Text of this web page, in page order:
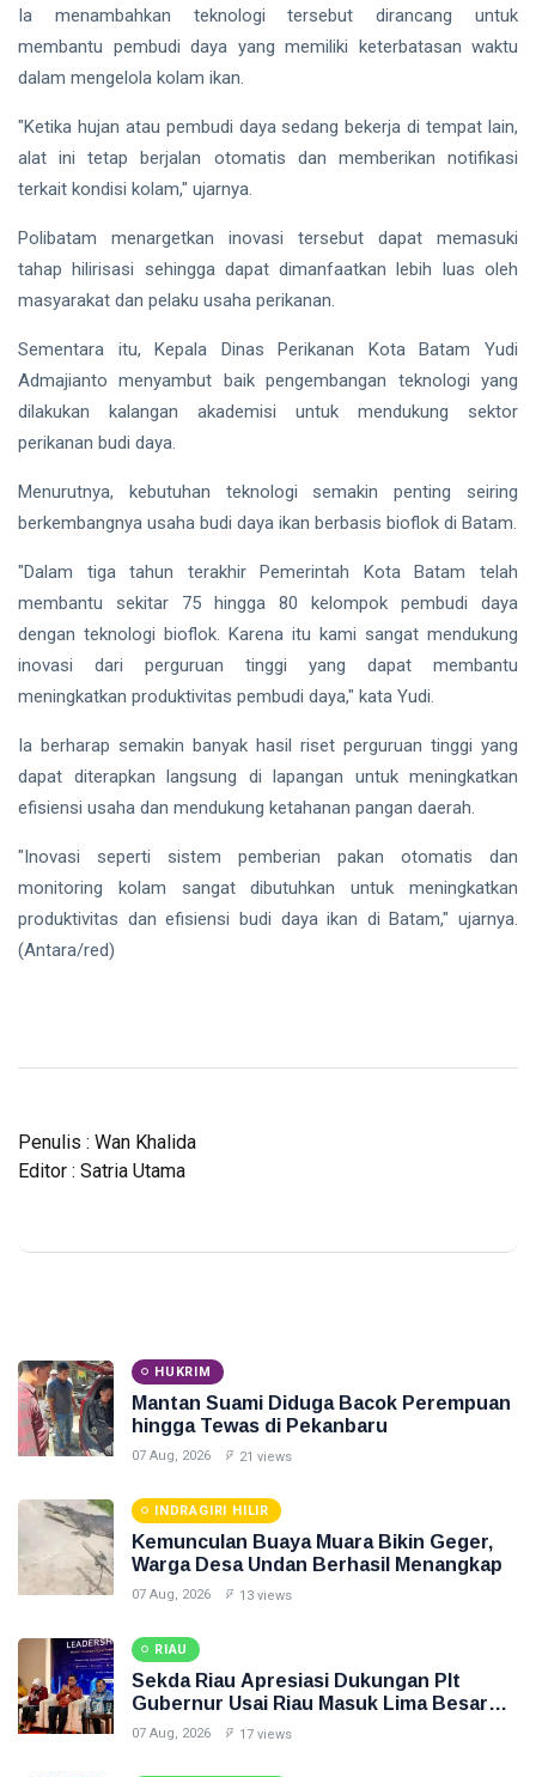
Ia menambahkan teknologi tersebut dirancang untuk
membantu pembudi daya yang memiliki keterbatasan waktu
dalam mengelola kolam ikan.
"Ketika hujan atau pembudi daya sedang bekerja di tempat lain,
alat ini tetap berjalan otomatis dan memberikan notifikasi
terkait kondisi kolam," ujarnya.
Polibatam menargetkan inovasi tersebut dapat memasuki
tahap hilirisasi sehingga dapat dimanfaatkan lebih luas oleh
masyarakat dan pelaku usaha perikanan.
Sementara itu, Kepala Dinas Perikanan Kota Batam Yudi
Admajianto menyambut baik pengembangan teknologi yang
dilakukan kalangan akademisi untuk mendukung sektor
perikanan budi daya.
Menurutnya, kebutuhan teknologi semakin penting seiring
berkembangnya usaha budi daya ikan berbasis bioflok di Batam.
"Dalam tiga tahun terakhir Pemerintah Kota Batam telah
membantu sekitar 75 hingga 80 kelompok pembudi daya
dengan teknologi bioflok. Karena itu kami sangat mendukung
inovasi dari perguruan tinggi yang dapat membantu
meningkatkan produktivitas pembudi daya," kata Yudi.
Ia berharap semakin banyak hasil riset perguruan tinggi yang
dapat diterapkan langsung di lapangan untuk meningkatkan
efisiensi usaha dan mendukung ketahanan pangan daerah.
"Inovasi seperti sistem pemberian pakan otomatis dan
monitoring kolam sangat dibutuhkan untuk meningkatkan
produktivitas dan efisiensi budi daya ikan di Batam," ujarnya.
(Antara/red)
Penulis : Wan Khalida
Editor : Satria Utama
HUKRIM
Mantan Suami Diduga Bacok Perempuan
hingga Tewas di Pekanbaru
07 Aug, 2026 21 views
INDRAGIRI HILIR
Kemunculan Buaya Muara Bikin Geger,
Warga Desa Undan Berhasil Menangkap
07 Aug, 2026 13 views
RIAU
Sekda Riau Apresiasi Dukungan Plt
Gubernur Usai Riau Masuk Lima Besar
ADLG Awards 2026
07 Aug, 2026 17 views